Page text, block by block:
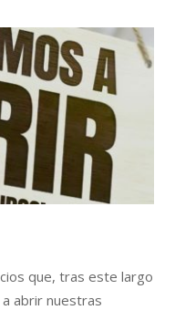
que, tras este largo
abrir nuestras